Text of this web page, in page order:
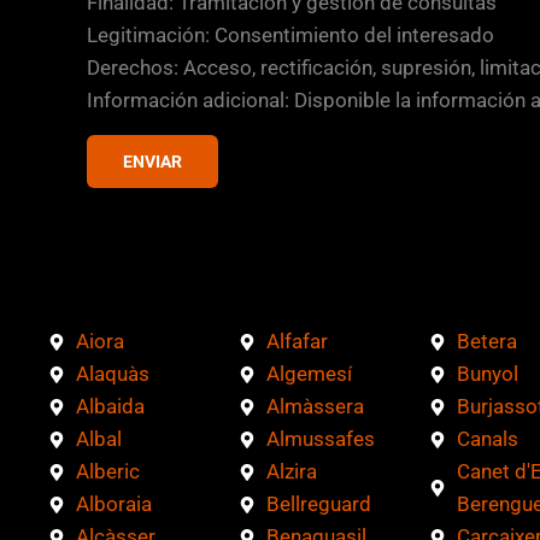
a
c
i
C
l
a
s
l
l
a
s
i
c
a
c
Legitimación: Consentimiento del interesado
Derechos: Acceso, rectificación, supresión,
Información adicional: Disponible la
ENVIAR
Aiora
Alaquàs
Albaida
Albal
Alberic
Alboraia
Alfafar
Algemesí
Almàssera
Almussafes
Alzira
Bellreguard
Betera
Bunyol
Canals
Canet